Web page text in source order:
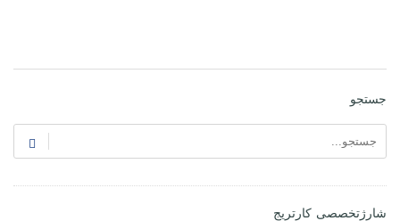
جستجو
شارژتخصصی کارتریج